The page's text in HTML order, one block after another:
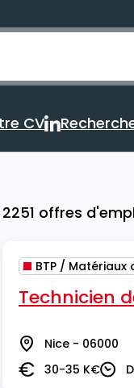
10 secondes
avec votre CV
CV
2251 offres
BTP /
Technicien
Lieu Nice - 06000
Salaire30-35 K€